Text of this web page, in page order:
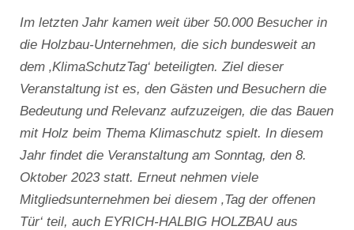
Im letzten Jahr kamen weit über 50.000 Besucher in
die Holzbau-Unternehmen, die sich bundesweit an
dem ‚KlimaSchutzTag‘ beteiligten. Ziel dieser
Veranstaltung ist es, den Gästen und Besuchern die
Bedeutung und Relevanz aufzuzeigen, die das Bauen
mit Holz beim Thema Klimaschutz spielt. In diesem
Jahr findet die Veranstaltung am Sonntag, den 8.
Oktober 2023 statt. Erneut nehmen viele
Mitgliedsunternehmen bei diesem ‚Tag der offenen
Tür‘ teil, auch EYRICH-HALBIG HOLZBAU aus